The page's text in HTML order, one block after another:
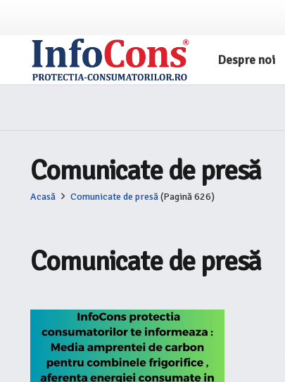
Despre noi
Comunicate de presă
Acasă Comunicate de presă(Pagină 626)
Comunicate de presă